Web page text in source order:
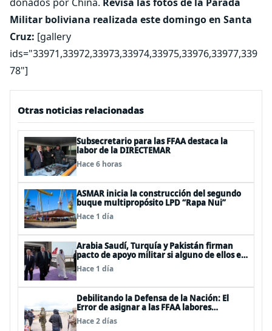
Militar boliviana realizada este domingo en Santa
Cruz: [gallery
ids="33971,33972,33973,33974,33975,33976,33977,339
78"]
Otras noticias relacionadas
Subsecretario para las FFAA destaca la
labor de la DIRECTEMAR
Hace 6 horas
ASMAR inicia la construcción del segundo
buque multipropósito LPD “Rapa Nui”
Hace 1 día
Arabia Saudí, Turquía y Pakistán firman
pacto de apoyo militar si alguno de ellos es
atacado
Hace 1 día
Debilitando la Defensa de la Nación: El
Error de asignar a las FFAA labores
policiales
Hace 2 días